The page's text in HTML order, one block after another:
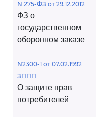
N 275-ФЗ от 29.12.2012
ФЗ о
государственном
оборонном заказе
N2300-1 от 07.02.1992
ЗППП
О защите прав
потребителей